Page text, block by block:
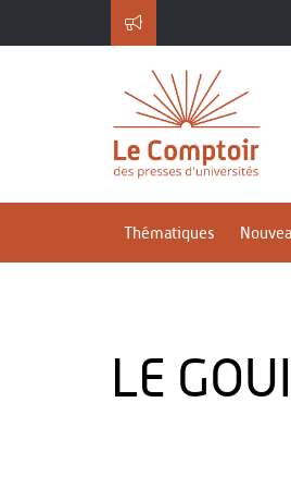
Thématiques
LE